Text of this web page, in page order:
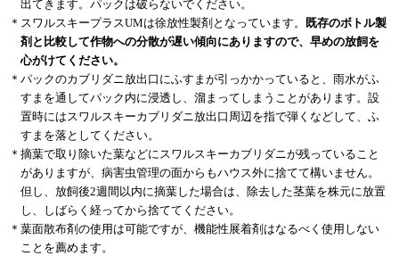
出てきます。パックは破らないでください。
＊ スワルスキープラスUMは徐放性製剤となっています。
既存のボトル製
剤と比較して作物への分散が遅い傾向にありますので、早めの放飼を
心がけてください。
＊ パックのカブリダニ放出口にふすまが引っかかっていると、雨水がふ
すまを通してパック内に浸透し、溜まってしまうことがあります。設
置時にはスワルスキーカブリダニ放出口周辺を指で弾くなどして、ふ
すまを落としてください。
＊ 摘葉で取り除いた葉などにスワルスキーカブリダニが残っていること
がありますが、病害虫管理の面からもハウス外に捨てて構いません。
但し、放飼後2週間以内に摘葉した場合は、除去した茎葉を株元に放置
し、しばらく経ってから捨ててください。
＊ 葉面散布剤の使用は可能ですが、機能性展着剤はなるべく使用しない
ことを薦めます。